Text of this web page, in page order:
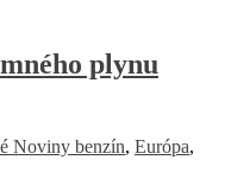
plynu
Noviny benzín, Európa,